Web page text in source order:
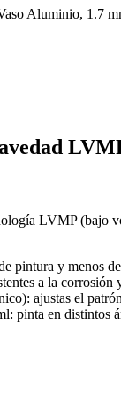
LVMP (bajo
pintura y menos
a la corrosión
ajustas el
pinta en distintos